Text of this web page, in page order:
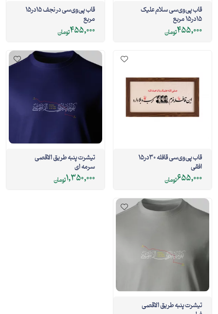
قاب پی‌وی‌سی سلام علیک
15در15 مربع
455,000تومان
قاب پی‌وی‌سی در نجف 15در15
مربع
455,000تومان
قاب پی‌وی‌سی قافله 30در15
افقی
655,000تومان
تیشرت پنبه طریق الاقصی
سرمه ای
1,350,000تومان
تیشرت پنبه طریق الاقصی